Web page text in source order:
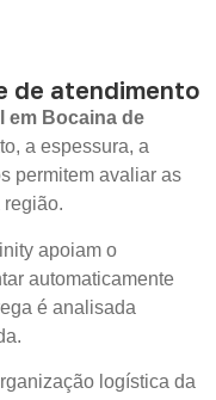
de atendimento
em Bocaina de
a espessura, a
permitem avaliar as
apoiam o
automaticamente
é analisada
logística da